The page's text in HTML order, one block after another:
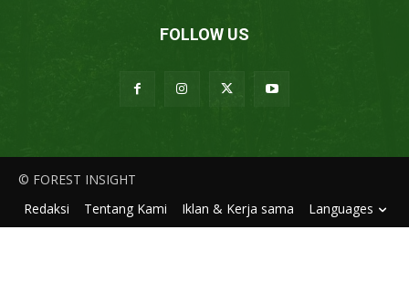
FOLLOW US
© FOREST INSIGHT
Redaksi
Tentang Kami Iklan & Kerja sama Languages